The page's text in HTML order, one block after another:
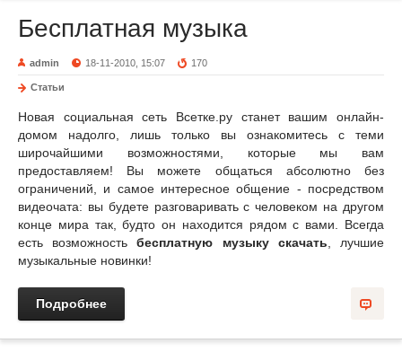
Бесплатная музыка
admin 18-11-2010, 15:07 170
Статьи
Новая социальная сеть Всетке.ру станет вашим онлайн-
домом надолго, лишь только вы ознакомитесь с теми
широчайшими возможностями, которые мы вам
предоставляем! Вы можете общаться абсолютно без
ограничений, и самое интересное общение - посредством
видеочата: вы будете разговаривать с человеком на другом
конце мира так, будто он находится рядом с вами. Всегда
есть возможностьбесплатную музыку скачать , лучшие
музыкальные новинки!
Подробнее